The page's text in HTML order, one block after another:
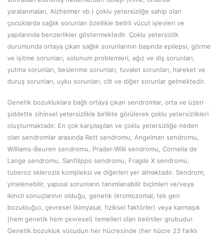
yaralanmaları, Alzheimer vb.) çoklu yetersizliğe sahip olan
çocuklarda sağlık sorunları özellikle belirli vücut işlevleri ve
yapılarında benzerlikler göstermektedir. Çoklu yetersizlik
durumunda ortaya çıkan sağlık sorunlarının başında epilepsi, görme
ve işitme sorunları, solunum problemleri, ağız ve diş sorunları,
yutma sorunları, beslenme sorunları, tuvalet sorunları, hareket ve
duruş sorunları, uyku sorunları, cilt ve diğer sorunlar gelmektedir.
Genetik bozukluklara bağlı ortaya çıkan sendromlar, orta ve üzeri
şiddette zihinsel yetersizlikle birlikte görülerek çoklu yetersizlikleri
oluşturmaktadır. En çok karşılaşılan ve çoklu yetersizliğe neden
olan sendromlar arasında Rett sendromu, Angelman sendromu,
Williams-Beuren sendromu, Prader-Willi sendromu, Cornelia de
Lange sendromu, Sanfilippo sendromu, Fragile X sendromu,
tuberoz sklerozis kompleksi ve diğerleri yer almaktadır. Sendrom;
yinelenebilir, yapısal sorunların tanımlanabilir biçimleri ve/veya
ikincil sonuçlarının olduğu, genetik (kromozomal, tek gen
bozukluğu), çevresel (kimyasal, fiziksel faktörler) veya karmaşık
(hem genetik hem çevresel) temelleri olan belirtiler grubudur.
Genetik bozukluk vücudun her hücresinde (her hücre 23 farklı